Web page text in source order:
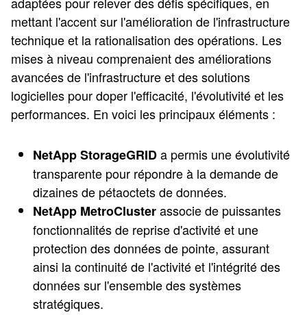
mettant l'accent sur l'amélioration de l'infrastructure
technique et la rationalisation des opérations. Les
mises à niveau comprenaient des améliorations
avancées de l'infrastructure et des solutions
logicielles pour doper l'efficacité, l'évolutivité et les
performances. En voici les principaux éléments :
NetApp StorageGRIDa permis une évolutivité
transparente pour répondre à la demande de
dizaines de pétaoctets de données.
NetApp MetroClusterassocie de puissantes
fonctionnalités de reprise d'activité et une
protection des données de pointe, assurant
ainsi la continuité de l'activité et l'intégrité des
données sur l'ensemble des systèmes
stratégiques.